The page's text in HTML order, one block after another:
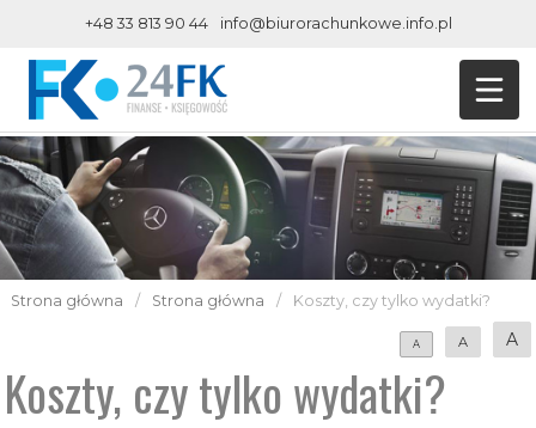
+48 33 813 90 44 info@biurorachunkowe.info.pl
Strona główna / Strona główna / Koszty, czy tylko wydatki?
A A A
Koszty, czy tylko wydatki?